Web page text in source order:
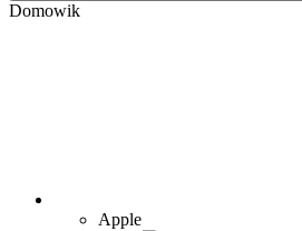
Domowik
Apple